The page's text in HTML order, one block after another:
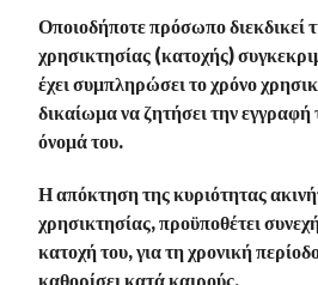
Οποιοδήποτε πρόσωπο διεκδικεί
χρησικτησίας (κατοχής)
έχει συμπληρώσει το χρόνο
δικαίωμα να ζητήσει την εγγραφή
όνομά του.
Η απόκτηση της κυριότητας
χρησικτησίας, προϋποθέτει
κατοχή του, για τη χρονική
καθορίσει κατά καιρούς.